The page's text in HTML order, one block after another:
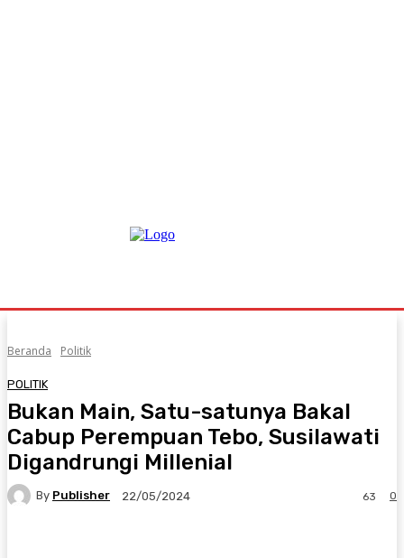
Beranda Politik
POLITIK
Bukan Main, Satu-satunya Bakal
Cabup Perempuan Tebo, Susilawati
Digandrungi Millenial
By Publisher 22/05/2024 0
63